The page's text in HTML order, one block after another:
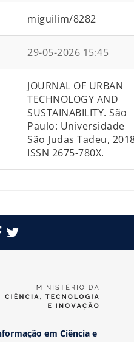
miguilim/8282
29-05-2026 15:45
JOURNAL OF URBAN
TECHNOLOGY AND
SUSTAINABILITY. São
Paulo: Universidade
São Judas Tadeu,
ISSN 2675-780X.
em Ciência e